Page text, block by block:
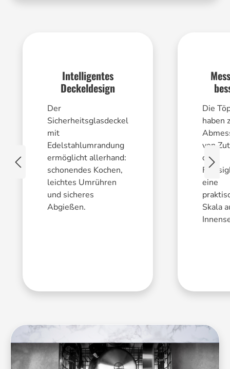
Intelligentes
Deckeldesign
Der
Sicherheitsglasdeckel
mit
Edelstahlumrandung
ermöglicht allerhand:
schonendes Kochen,
leichtes Umrühren
und sicheres
Abgießen.
Die
haben
von
oder
eine
Skala